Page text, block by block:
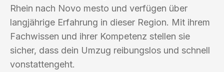
Rhein nach Novo mesto und verfügen über
langjährige Erfahrung in dieser Region. Mit ihrem
Fachwissen und ihrer Kompetenz stellen sie
sicher, dass dein Umzug reibungslos und schnell
vonstattengeht.